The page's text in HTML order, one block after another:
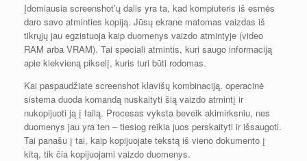
Įdomiausia screenshot’ų dalis yra ta, kad kompiuteris iš esmės
daro savo atminties kopiją. Jūsų ekrane matomas vaizdas iš
tikrųjų jau egzistuoja kaip duomenys vaizdo atmintyje (video
RAM arba VRAM). Tai speciali atmintis, kuri saugo informaciją
apie kiekvieną pikselį, kuris turi būti rodomas.
Kai paspaudžiate screenshot klavišų kombinaciją, operacinė
sistema duoda komandą nuskaityti šią vaizdo atmintį ir
nukopijuoti ją į failą. Procesas vyksta beveik akimirksniu, nes
duomenys jau yra ten – tiesiog reikia juos perskaityti ir išsaugoti.
Tai panašu į tai, kaip kopijuojate tekstą iš vieno dokumento į
kitą, tik čia kopijuojami vaizdo duomenys.